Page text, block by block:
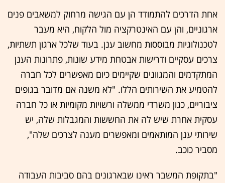
אחת הדרכים להתמודד הן עם הגישה מרחוק למשאבים פנים
ארגוניים, והן עם האינטרקציה מול הלקוח, היא מעבר
לטכנולוגיות מבוססות מחשוב ענן. בעוד שלכל ארגון תשתיות,
צרכים עסקיים ודרישות אבטחת מידע שונות, פתרונות הענן
המתקדמים והמגוונים שקיימים כיום מאפשרים לכל חברה
להטמיע את השירותים הללו. "לא משנה אם מדובר בגופים
ציבוריים, כגון משרדי ממשלה ורשויות מקומיות או כל חברה
עסקית אחרת שיש לה את החששות והמגבלות שלה, יש
שירותי ענן המותאמים ומאפשרים מענה לצרכים שלה",
מסביר כוכב.
"בתקופת המשבר ראינו שבארגונים בהם סביבות העבודה